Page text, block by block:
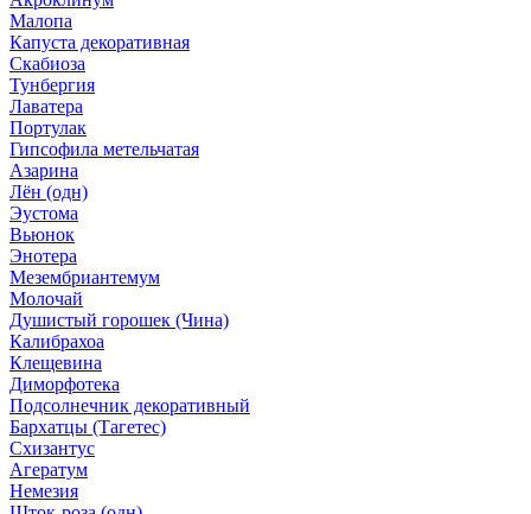
Малопа
Капуста декоративная
Скабиоза
Тунбергия
Лаватера
Портулак
Гипсофила метельчатая
Азарина
Лён (одн)
Эустома
Вьюнок
Энотера
Мезембриантемум
Молочай
Душистый горошек (Чина)
Калибрахоа
Клещевина
Диморфотека
Подсолнечник декоративный
Бархатцы (Тагетес)
Схизантус
Агератум
Немезия